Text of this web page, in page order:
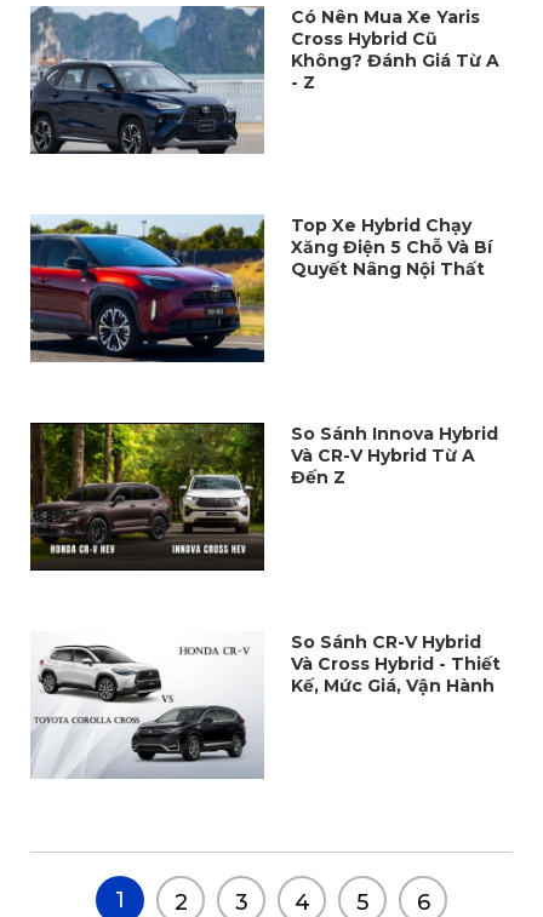
Có Nên Mua Xe Yaris
Cross Hybrid Cũ
Không? Đánh Giá Từ A
- Z
Top Xe Hybrid Chạy
Xăng Điện 5 Chỗ Và Bí
Quyết Nâng Nội Thất
So Sánh Innova Hybrid
Và CR-V Hybrid Từ A
Đến Z
So Sánh CR-V Hybrid
Và Cross Hybrid - Thiết
Kế, Mức Giá, Vận Hành
1 2 3 4 5 6